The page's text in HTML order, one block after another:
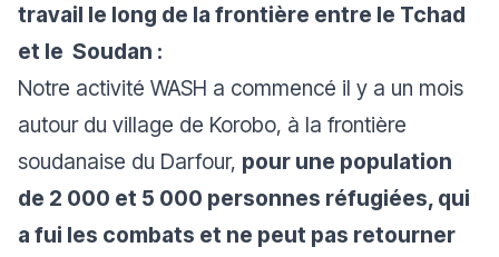
travail le long de la frontière entre le Tchad
et le Soudan :
Notre activité WASH a commencé il y a un mois
autour du village de Korobo, à la frontière
soudanaise du Darfour, pour une population
de 2 000 et 5 000 personnes réfugiées, qui
a fui les combats et ne peut pas retourner